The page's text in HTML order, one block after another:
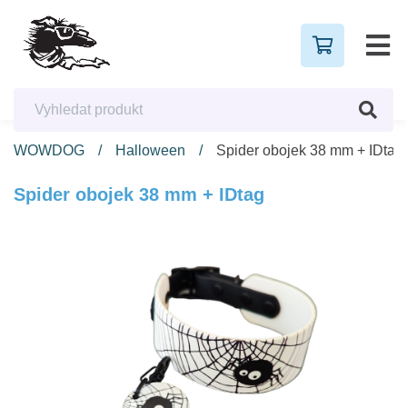
WOWDOG Halloween Spider obojek 38 mm + IDtag
Spider obojek 38 mm + IDtag